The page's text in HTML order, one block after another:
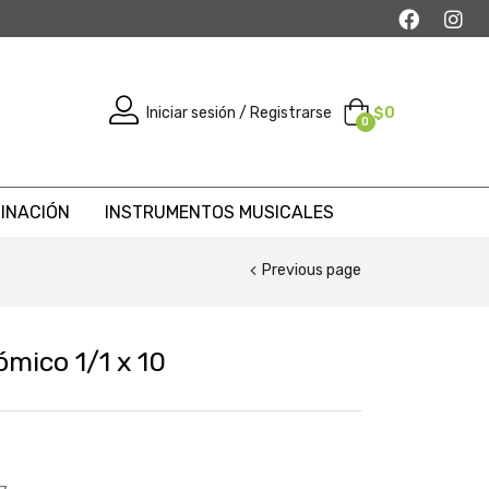
Iniciar sesión / Registrarse 0 $0
INSTRUMENTOS MUSICALES
Previous page
1/1 x 10